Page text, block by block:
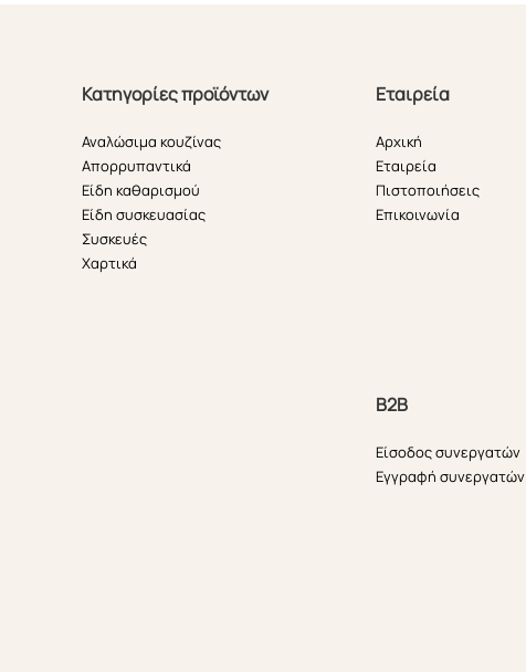
Κατηγορίες προϊόντων
Αναλώσιμα κουζίνας
Απορρυπαντικά
Είδη καθαρισμού
Είδη συσκευασίας
Συσκευές
Χαρτικά
Εταιρεία
Αρχική
Εταιρεία
Πιστοποιήσεις
Επικοινωνία
B2B
Είσοδος συνεργατών
Εγγραφή συνεργατών